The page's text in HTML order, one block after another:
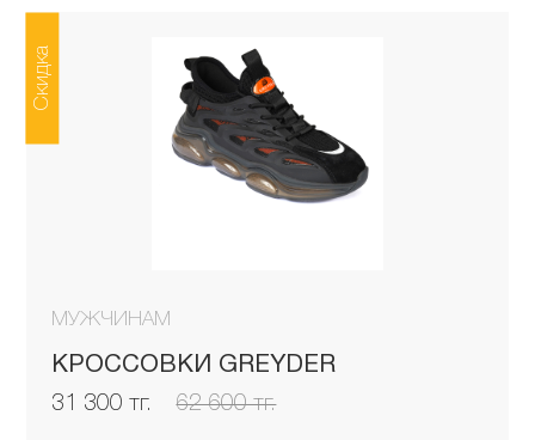
МУЖЧИНАМ
КРОССОВКИ GREYDER
31 300 тг. 62 600 тг.
Скидка